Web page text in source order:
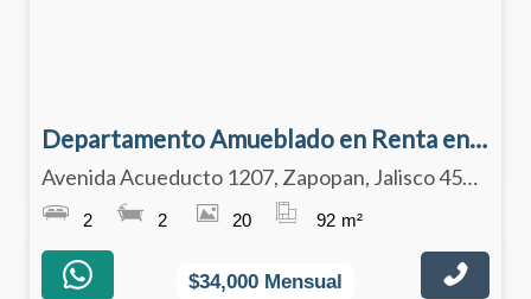
Departamento Amueblado en Renta en Puerta de Hierro
Avenida Acueducto 1207, Zapopan, Jalisco 45116
2 2 20 92 m²
$34,000 Mensual